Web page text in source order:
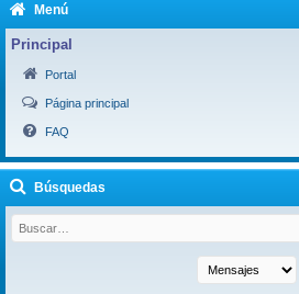
Menú
Principal
Portal
Página principal
FAQ
Búsquedas